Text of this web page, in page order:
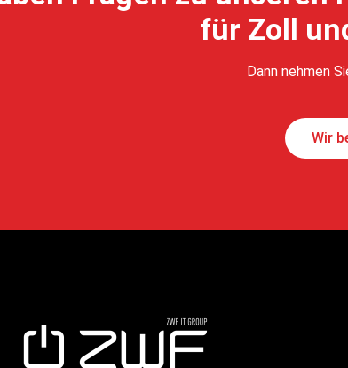
für Zoll
Dann nehmen
Wir